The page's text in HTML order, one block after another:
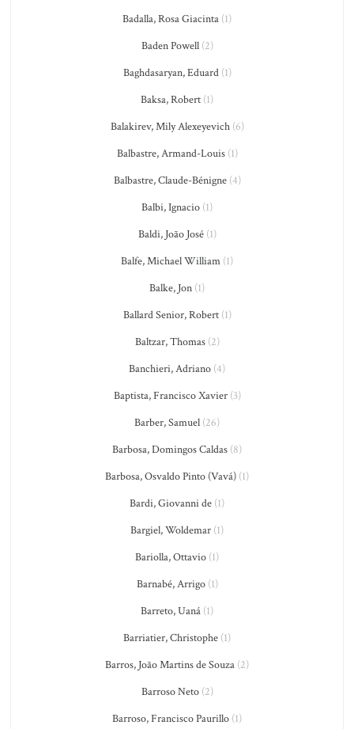
Badalla, Rosa Giacinta (1)
Baden Powell(2)
Baghdasaryan, Eduard(1)
Baksa, Robert (1)
Balakirev, Mily Alexeyevich(6)
Balbastre, Armand-Louis(1)
Balbastre, Claude-Bénigne(4)
Balbi, Ignacio (1)
Baldi, João José(1)
Balfe, Michael William (1)
Balke, Jon (1)
Ballard Senior, Robert(1)
Baltzar, Thomas(2)
Banchieri, Adriano (4)
Baptista, Francisco Xavier(3)
Barber, Samuel (26)
Barbosa, Domingos Caldas (8)
Barbosa, Osvaldo Pinto (Vavá) (1)
Bardi, Giovanni de (1)
Bargiel, Woldemar (1)
Bariolla, Ottavio (1)
Barnabé, Arrigo(1)
Barreto, Uaná (1)
Barriatier, Christophe (1)
Barros, João Martins de Souza (2)
Barroso Neto(2)
Barroso, Francisco Paurillo (1)